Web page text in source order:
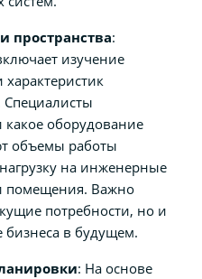
пространства:
изучение
какое оборудование
объемы работы
на инженерные
помещения. Важно
потребности, но и
в будущем.
: На основе